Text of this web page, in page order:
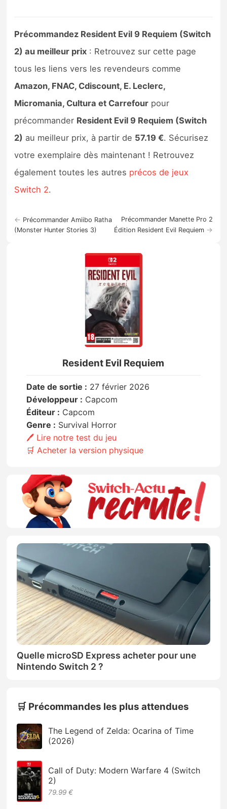
Précommandez Resident Evil 9 Requiem (Switch
2) au meilleur prix : Retrouvez sur cette page
tous les liens vers les revendeurs comme
Amazon, FNAC, Cdiscount, E. Leclerc,
Micromania, Cultura et Carrefour pour
précommander Resident Evil 9 Requiem (Switch
2) au meilleur prix, à partir de 57.19 €. Sécurisez
votre exemplaire dès maintenant ! Retrouvez
également toutes les autres précos de jeux
Switch 2.
← Précommander Amiibo Ratha
(Monster Hunter Stories 3)
Précommander Manette Pro 2
Édition Resident Evil Requiem→
Resident Evil Requiem
Date de sortie : 27 février 2026
Développeur : Capcom
Éditeur : Capcom
Genre : Survival Horror
🖊️ Lire notre test du jeu
🛒 Acheter la version physique
Quelle microSD Express acheter pour une
Nintendo Switch 2 ?
🛒 Précommandes les plus attendues
The Legend of Zelda: Ocarina of Time
(2026)
Call of Duty: Modern Warfare 4 (Switch
2)
79.99 €